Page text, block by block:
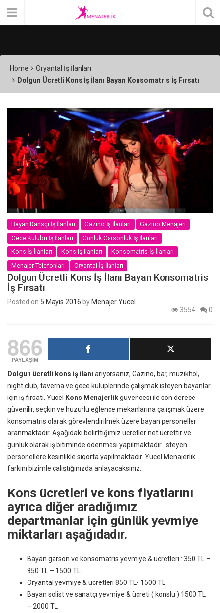
Home
Oryantal İş İlanları
Dolgun Ücretli Kons İş İlanı Bayan Konsomatris İş Fırsatı
Bayan Dansçı İş İlanları Gazino İş İlanları
Gazino Menajeri
Gece Kulübü İş İlanları
Günlük Garsonluk İş İlanları
Kons İş İlanları
Kons iş ilanları
Konsomatris İş İlanları
Menajer Telefonları
Oryantal İş İlanları
Dolgun Ücretli Kons İş İlanı Bayan Konsomatris
İş Fırsatı
Posted on 5 Mayıs 2016 by Menajer Yücel
3554
0
866
PAYLAŞIM
Dolgun ücretli kons iş ilanı arıyorsanız, Gazino, bar, müzikhol,
night club, taverna ve gece kulüplerinde çalışmak isteyen bayanlar
için iş fırsatı. Yücel
Kons Menajerlikgüvencesi ile son derece
güvenilir, seçkin ve huzurlu eğlence mekanlarına çalışmak üzere
konsomatris olarak görevlendirilmek üzere bayan personeller
aranmaktadır. Aşağıdaki belirttiğimiz ücretler net ücrettir ve
günlük olarak iş bitiminde ödenmesi yapılmaktadır. İsteyen
personellere kesinlikle sigorta yapılmaktadır. Yücel Menajerlik
farkını bizimle çalıştığınızda anlayacaksınız.
Kons ücretleri ve kons fiyatlarını
ayrıca diğer aradığımız
departmanlar için günlük yevmiye
miktarları aşağıdadır.
Bayan garson ve konsomatris yevmiye & ücretleri : 350 TL –
850 TL – 1500 TL
Oryantal yevmiye & ücretleri 850 TL- 1500 TL
Bayan solist ve sanatçı yevmiye & ücreti ( konslu ) 1500 TL
– 2000 TL